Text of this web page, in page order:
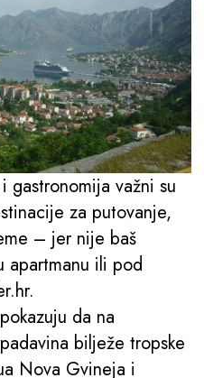
gastronomija važni su
za putovanje,
– jer nije baš
apartmanu ili pod
da na
bilježe tropske
Nova Gvineja i